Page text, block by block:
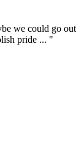
we could go
pride ... "